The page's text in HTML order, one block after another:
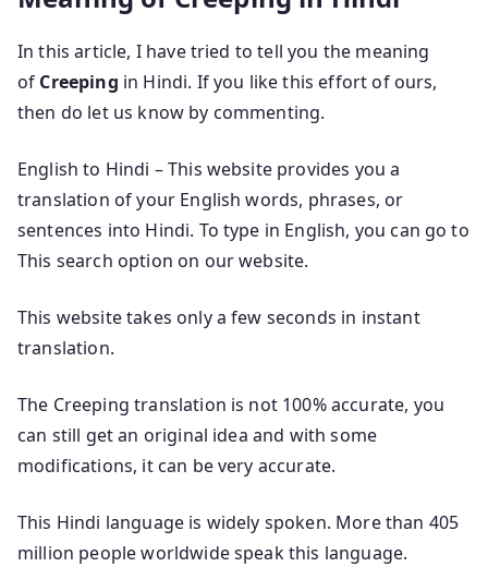
In this article, I have tried to tell you the meaning
of Creeping in Hindi. If you like this effort of ours,
then do let us know by commenting.
English to Hindi – This website provides you a
translation of your English words, phrases, or
sentences into Hindi. To type in English, you can go to
This search option on our website.
This website takes only a few seconds in instant
translation.
The Creeping translation is not 100% accurate, you
can still get an original idea and with some
modifications, it can be very accurate.
This Hindi language is widely spoken. More than 405
million people worldwide speak this language.